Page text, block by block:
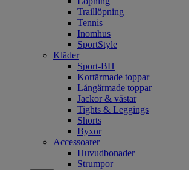
Traillöpning
Tennis
Inomhus
SportStyle
Kläder
Sport-BH
Kortärmade toppar
Långärmade toppar
Jackor & västar
Tights & Leggings
Shorts
Byxor
Accessoarer
Huvudbonader
Strumpor